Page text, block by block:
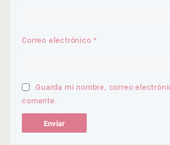
Correo electrónico*
Guarda mi nombre, correo
comente.